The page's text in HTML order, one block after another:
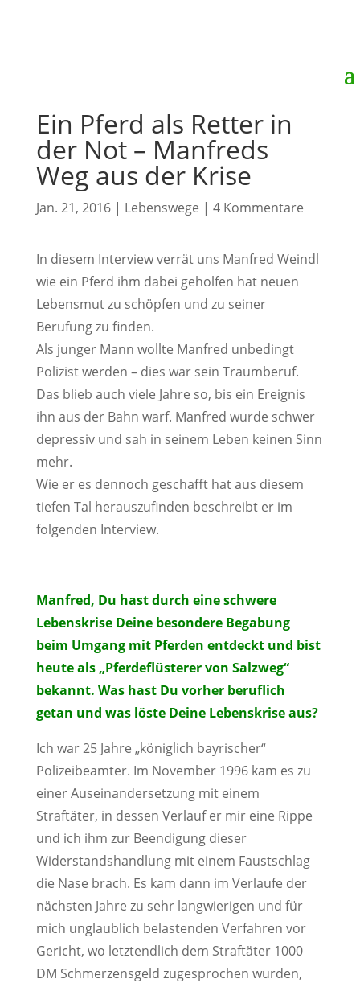
Ein Pferd als Retter in
der Not – Manfreds
Weg aus der Krise
Jan. 21, 2016| Lebenswege | 4 Kommentare
In diesem Interview verrät uns Manfred Weindl
wie ein Pferd ihm dabei geholfen hat neuen
Lebensmut zu schöpfen und zu seiner
Berufung zu finden.
Als junger Mann wollte Manfred unbedingt
Polizist werden – dies war sein Traumberuf.
Das blieb auch viele Jahre so, bis ein Ereignis
ihn aus der Bahn warf. Manfred wurde schwer
depressiv und sah in seinem Leben keinen Sinn
mehr.
Wie er es dennoch geschafft hat aus diesem
tiefen Tal herauszufinden beschreibt er im
folgenden Interview.
Manfred, Du hast durch eine schwere
Lebenskrise Deine besondere Begabung
beim Umgang mit Pferden entdeckt und bist
heute als „Pferdeflüsterer von Salzweg“
bekannt. Was hast Du vorher beruflich
getan und was löste Deine Lebenskrise aus?
Ich war 25 Jahre „königlich bayrischer“
Polizeibeamter. Im November 1996 kam es zu
einer Auseinandersetzung mit einem
Straftäter, in dessen Verlauf er mir eine Rippe
und ich ihm zur Beendigung dieser
Widerstandshandlung mit einem Faustschlag
die Nase brach. Es kam dann im Verlaufe der
nächsten Jahre zu sehr langwierigen und für
mich unglaublich belastenden Verfahren vor
Gericht, wo letztendlich dem Straftäter 1000
DM Schmerzensgeld zugesprochen wurden,